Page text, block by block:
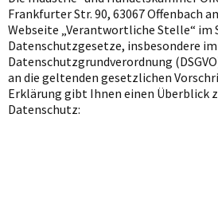
Frankfurter Str. 90, 63067 Offenbach
Webseite „Verantwortliche Stelle“ im
Datenschutzgesetze, insbesondere
Datenschutzgrundverordnung
an die geltenden gesetzlichen
Erklärung gibt Ihnen einen Überblick
Datenschutz: